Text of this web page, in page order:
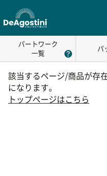
パートワーク
一覧
パ
該当するページ/商品が存
になります。
トップページはこちら